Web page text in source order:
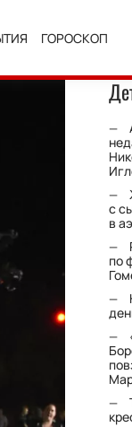
ГОРОСКОП
с
в
по